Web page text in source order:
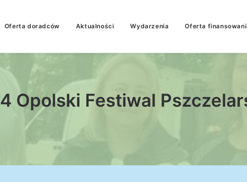
Oferta doradców Aktualności Wydarzenia Oferta
4 Opolski Festiwal